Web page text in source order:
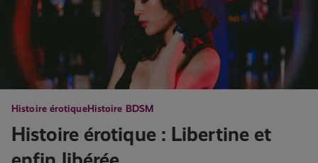
Histoire érotiqueHistoire BDSM
Histoire érotique : Libertine et